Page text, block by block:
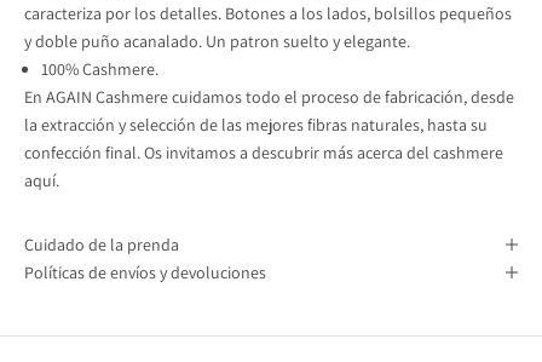
caracteriza por los detalles. Botones a los lados, bolsillos pequeños
y doble puño acanalado. Un patron suelto y elegante.
100% Cashmere.
En AGAIN Cashmere cuidamos todo el proceso de fabricación, desde
la extracción y selección de las mejores fibras naturales, hasta su
confección final. Os invitamos a descubrir más acerca del cashmere
aquí.
Cuidado de la prenda
Políticas de envíos y devoluciones